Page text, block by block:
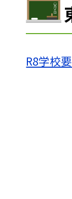
R8学校